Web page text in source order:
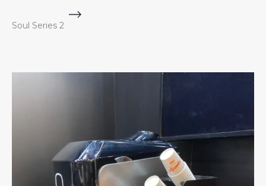
Soul Series 2